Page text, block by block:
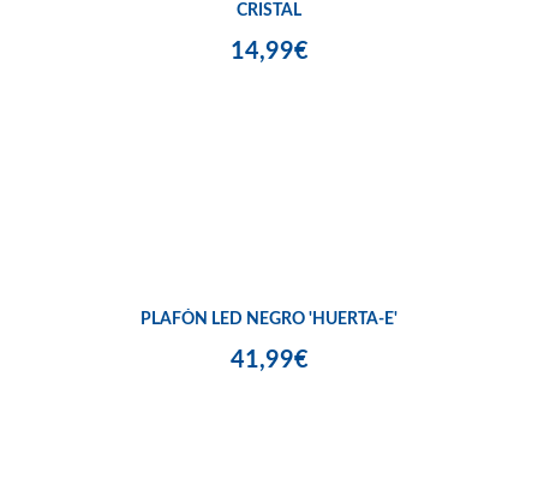
CRISTAL
14,99€
PLAFÓN LED NEGRO 'HUERTA-E'
41,99€